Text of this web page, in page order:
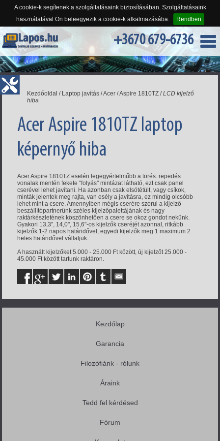
A cookie-k segítenek a szolgáltatásaink biztosításában. Szolgáltatásaink
használatával Ön beleegyezik a cookie-k alkalmazásába.
Rendben
+3670 679-6736
Kezdőoldal / Laptop javítás /Acer /Aspire 1810TZ /LCD kijelző
hiba
Acer Aspire 1810TZ laptop
képernyő hiba
Acer Aspire 1810TZ esetén legegyértelműbb a törés: repedés
vonalak mentén fekete "folyás" mintázat látható, ezt csak panel
cserével lehet javítani. Ha azonban csak elsötétült, vagy csíkok,
minták jelentek meg rajta, van esély a javításra, ez mindig olcsóbb
lehet mint a csere. Amennyiben mégis cserére szorul a kijelző
beszállítópartnerünk széles kijelzőpalettájának és nagy
raktárkészletének köszönhetően a csere se okoz gondot nekünk.
Gyakori 13,3", 14,0", 15,6"-os kijelzők cseréjét azonnal, ritkább
kijelzők 1-2 napos határidővel, egyedi kijelzők meg 1 maximum 2
hetes határidővel vállaljuk.
A használt kijelzőket 5.000 - 25.000 Ft között, új kijelzőt 25.000 -
45.000 Ft között tartunk raktáron.
Kezdőlap
Garancia
Filozófiánk - rólunk
Áraink
Tedd fel kérdésed
Fórum